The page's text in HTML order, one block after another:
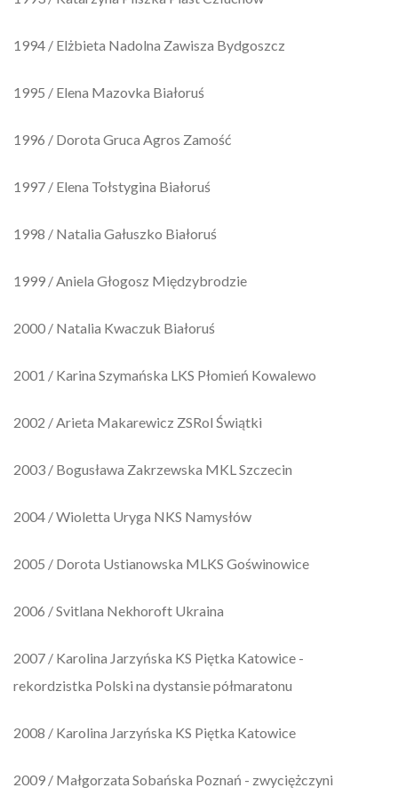
1994 / Elżbieta Nadolna Zawisza Bydgoszcz
1995 / Elena Mazovka Białoruś
1996 / Dorota Gruca Agros Zamość
1997 / Elena Tołstygina Białoruś
1998 / Natalia Gałuszko Białoruś
1999 / Aniela Głogosz Międzybrodzie
2000 / Natalia Kwaczuk Białoruś
2001 / Karina Szymańska LKS Płomień Kowalewo
2002 / Arieta Makarewicz ZSRol Świątki
2003 / Bogusława Zakrzewska MKL Szczecin
2004 / Wioletta Uryga NKS Namysłów
2005 / Dorota Ustianowska MLKS Goświnowice
2006 / Svitlana Nekhoroft Ukraina
2007 / Karolina Jarzyńska KS Piętka Katowice -
rekordzistka Polski na dystansie półmaratonu
2008 / Karolina Jarzyńska KS Piętka Katowice
2009 / Małgorzata Sobańska Poznań - zwyciężczyni